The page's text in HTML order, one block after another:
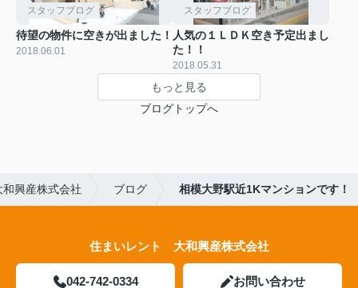
スタッフブログ
待望の物件に空きが出ました！
2018.06.01
スタッフブログ
人気の１ＬＤＫ空き予定出まし
た！！
2018.05.31
もっと見る
ブログトップへ
興産株式会社 ブログ 相模大野駅近1Kマンションです！
住まいレント 大和興産株式会社
042-742-0334 お問い合わせ